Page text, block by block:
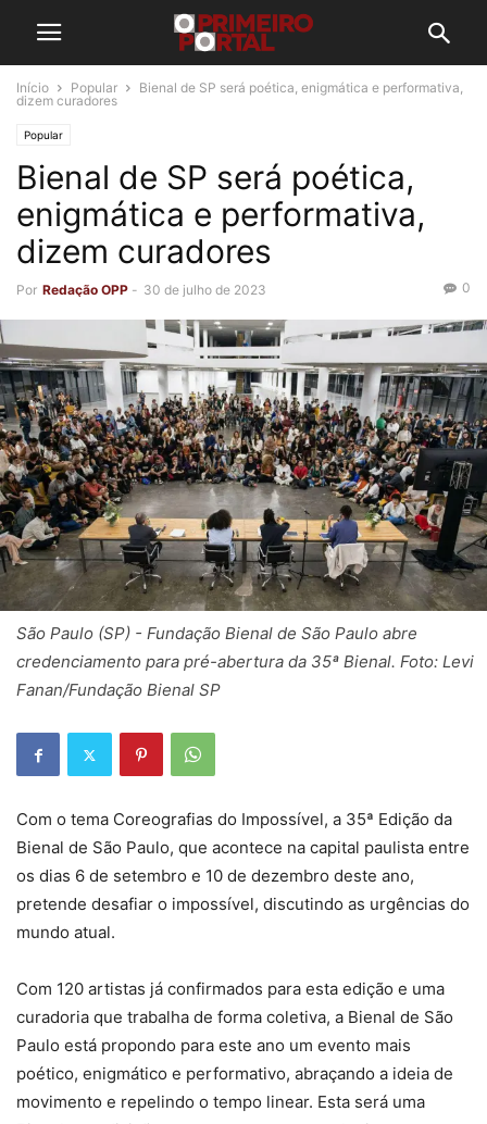
Início Popular
Bienal de SP será poética, enigmática e performativa,
dizem curadores
Popular
Bienal de SP será poética,
enigmática e performativa,
dizem curadores
Por Redação OPP - 30 de julho de 2023 0
São Paulo (SP) - Fundação Bienal de São Paulo abre
credenciamento para pré-abertura da 35ª Bienal. Foto: Levi
Fanan/Fundação Bienal SP
Com o tema Coreografias do Impossível, a 35ª Edição da
Bienal de São Paulo, que acontece na capital paulista entre
os dias 6 de setembro e 10 de dezembro deste ano,
pretende desafiar o impossível, discutindo as urgências do
mundo atual.
Com 120 artistas já confirmados para esta edição e uma
curadoria que trabalha de forma coletiva, a Bienal de São
Paulo está propondo para este ano um evento mais
poético, enigmático e performativo, abraçando a ideia de
movimento e repelindo o tempo linear. Esta será uma